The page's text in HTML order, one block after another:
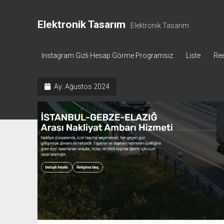
Elektronik Tasarım Elektronik Tasarım
Instagram Gizli Hesap Görme Programsız Liste
Ay: Ağustos 2024